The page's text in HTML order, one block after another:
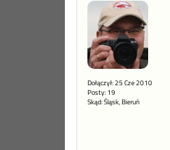
Dołączył: 25 Cze 2010
Posty: 19
Skąd: Śląsk, Bieruń